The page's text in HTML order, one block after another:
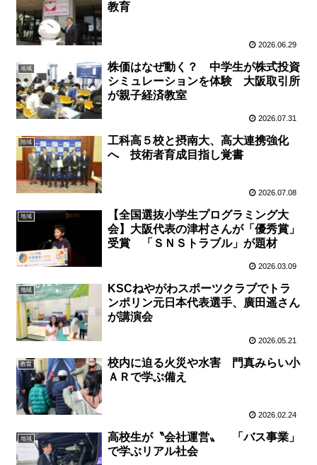
教育
2026.06.29
地域
株価はなぜ動く？ 中学生が株式投資
シミュレーションを体験 大阪取引所
が親子経済教室
2026.07.31
地域
工科高５校と摂南大、高大連携強化
へ 技術者育成目指し覚書
2026.07.08
地域
【全国選抜小学生プログラミング大
会】大阪代表の津村さんが「優秀賞」
受賞 「ＳＮＳトラブル」が題材
2026.03.09
地域
KSCねやがわスポーツクラブでトラ
ンポリン元日本代表選手、廣田遥さん
が講演会
2026.05.21
教育
校内に迫る火災や水害 門真みらい小
ＡＲで学ぶ備え
2026.02.24
地域
高校生が〝会社運営〟 「バス事業」
で学ぶリアル社会